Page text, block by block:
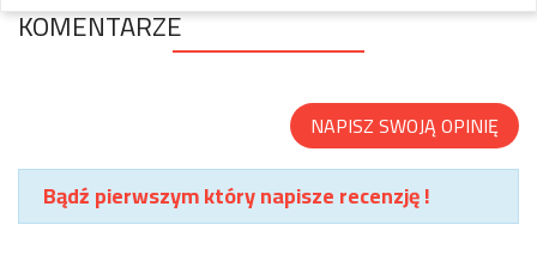
KOMENTARZE
NAPISZ SWOJĄ OPINIĘ
Bądź pierwszym który napisze recenzję !